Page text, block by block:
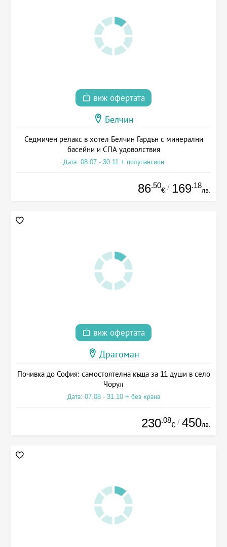
виж офертата
Белчин
Седмичен релакс в хотел Белчин Гардън с минерални
басейни и СПА удоволствия
Дата: 08.07 - 30.11 + полупансион
86.50
€ / 169.18
лв.
виж офертата
Драгоман
Почивка до София: самостоятелна къща за 11 души в село
Чорул
Дата: 07.08 - 31.10 + без храна
230.08
€ / 450лв.